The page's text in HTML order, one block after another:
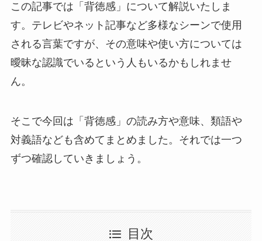
この記事では「背徳感」について解説いたしま
す。テレビやネット記事など多様なシーンで使用
される言葉ですが、その意味や使い方については
曖昧な認識でいるという人もいるかもしれませ
ん。
そこで今回は「背徳感」の読み方や意味、類語や
対義語なども含めてまとめました。それでは一つ
ずつ確認していきましょう。
目次